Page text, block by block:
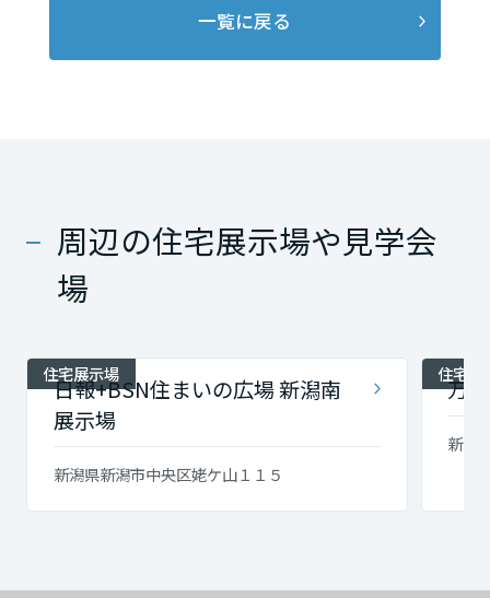
一覧に戻る
周辺の住宅展示場や見学会
場
住宅展示場
日報+BSN住まいの広場 新潟南
展示場
新潟県新潟市中央区姥ケ山１１５
住宅展
万
新潟